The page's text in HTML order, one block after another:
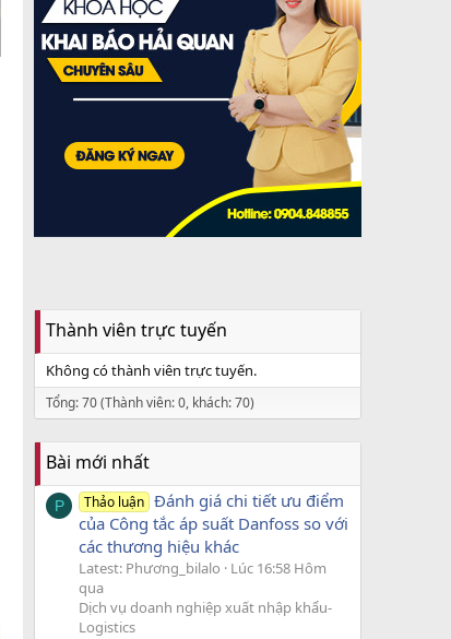
Thành viên trực tuyến
Không có thành viên trực tuyến.
Tổng: 70 (Thành viên: 0, khách: 70)
Bài mới nhất
P Thảo luận Đánh giá chi tiết ưu điểm
của Công tắc áp suất Danfoss so với
các thương hiệu khác
Latest: Phương_bilalo
Lúc 16:58 Hôm
qua
Dịch vụ doanh nghiệp xuất nhập khẩu-
Logistics